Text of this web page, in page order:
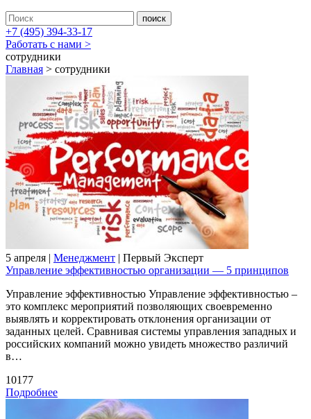
+7 (495) 394-33-17
Работать с нами >
сотрудники
Главная > сотрудники
5 апреля | Менеджмент | Первый Эксперт
Управление эффективностью организации — 5 принципов
Управление эффективностью Управление эффективностью –
это комплекс мероприятий позволяющих своевременно
выявлять и корректировать отклонения организации от
заданных целей. Сравнивая системы управления западных и
российских компаний можно увидеть множество различий
в…
10177
Подробнее